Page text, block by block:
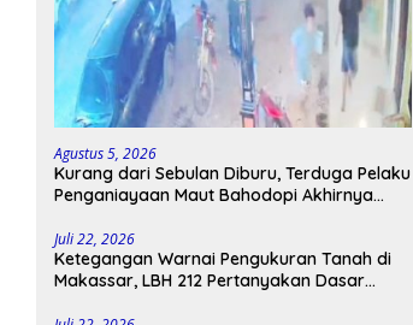
Agustus 5, 2026
Kurang dari Sebulan Diburu, Terduga Pelaku
Penganiayaan Maut Bahodopi Akhirnya
Juli 22, 2026
Ketegangan Warnai Pengukuran Tanah di
Makassar, LBH 212 Pertanyakan Dasar